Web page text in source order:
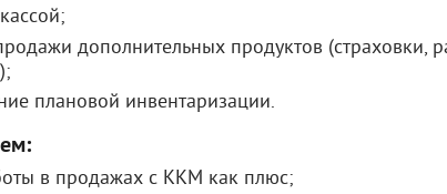
дополнительных продуктов (страховки,
плановой инвентаризации.
в продажах с ККМ как плюс;